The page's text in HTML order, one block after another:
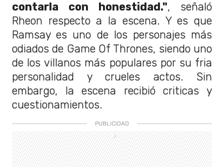
contarla con honestidad.", señaló
Rheon respecto a la escena. Y es que
Ramsay es uno de los personajes más
odiados de Game Of Thrones, siendo uno
de los villanos más populares por su fria
personalidad y crueles actos. Sin
embargo, la escena recibió criticas y
cuestionamientos.